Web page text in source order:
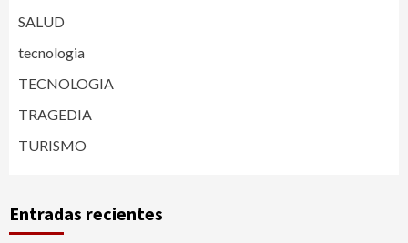
SALUD
tecnologia
TECNOLOGIA
TRAGEDIA
TURISMO
Entradas recientes